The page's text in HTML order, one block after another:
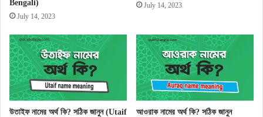
Bengali)
July 14, 2023
July 14, 2023
উতাইফ নামের অর্থ কি? সঠিক জানুন (Utaif
আওরাক নামের অর্থ কি? সঠিক জানুন